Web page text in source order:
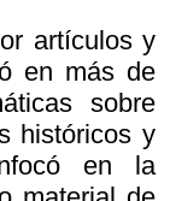
artículos y
en más de
sobre
históricos y
en la